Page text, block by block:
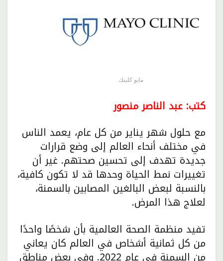
مايو كلينك
كتب: عبد الناصر منصور
مع حلول شهر يناير من كل عام، يعمد الناس
في مختلف أنحاء العالم إلى وضع قرارات
جديدة تهدف إلى تحسين صحتهم. غير أن
تغييرات نمط الحياة وحدها قد لا تكون كافية،
بالنسبة لبعض البالغين المصابين بالسمنة،
لعلاج هذا المرض.
تفيد منظمة الصحة العالمية بأن شخصًا واحدًا
من كل ثمانية أشخاص في العالم كان يعاني
من السمنة في عام 2022. وفي بعض مناطق